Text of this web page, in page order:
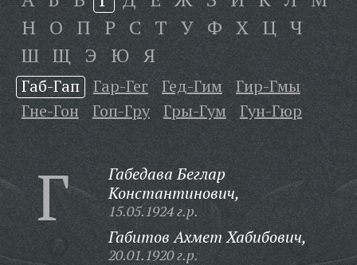
Н О П Р С Т У Ф Х Ц Ч
Ш Щ Э Ю Я
Габ-Гап Гар-Гег Гед-Гим
Гир-Гмы
Гне-Гон
Гоп-Гру Гры-Гум Гун-Гюр
Г
Габедава Беглар
Константинович,
15.05.1924 г.р.
Габитов Ахмет Хабибович,
20.01.1920 г.р.